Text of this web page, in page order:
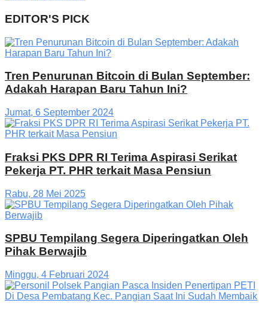
EDITOR'S PICK
Tren Penurunan Bitcoin di Bulan September:
Adakah Harapan Baru Tahun Ini?
Jumat, 6 September 2024
Fraksi PKS DPR RI Terima Aspirasi Serikat
Pekerja PT. PHR terkait Masa Pensiun
Rabu, 28 Mei 2025
SPBU Tempilang Segera Diperingatkan Oleh
Pihak Berwajib
Minggu, 4 Februari 2024